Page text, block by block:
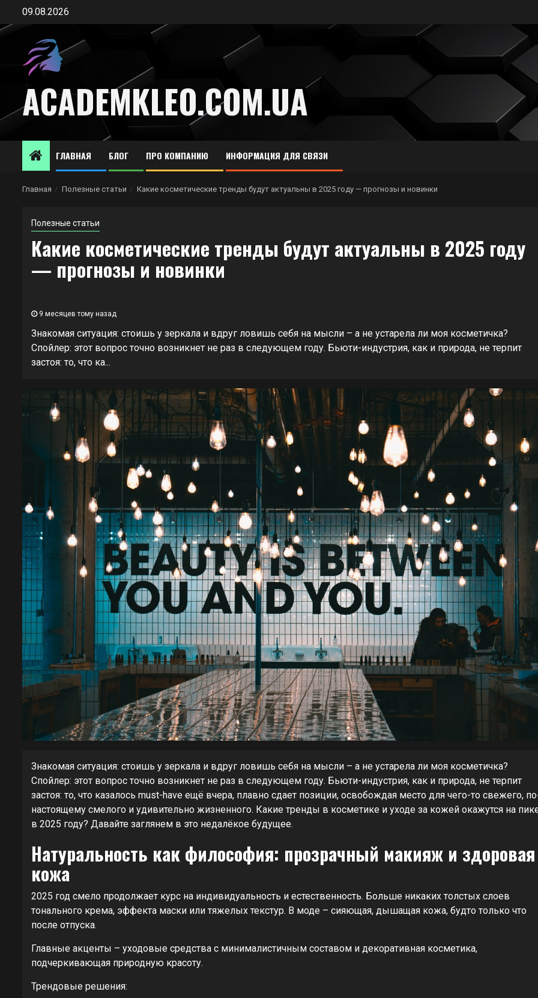
Перейти09.08.2026
ACADEMKLEO.COM.UA
ГЛАВНАЯ БЛОГ ПРО КОМПАНИЮ ИНФОРМАЦИЯ ДЛЯ СВЯЗИ
Главная Полезные статьи Какие косметические тренды будут актуальны в 2025 году — прогнозы и новинки
Полезные статьи
Какие косметические тренды будут актуальны в 2025 году
— прогнозы и новинки
9 месяцев тому назад
Знакомая ситуация: стоишь у зеркала и вдруг ловишь себя на мысли – а не устарела ли моя косметичка?
Спойлер: этот вопрос точно возникнет не раз в следующем году. Бьюти-индустрия, как и природа, не терпит
застоя: то, что ка...
Знакомая ситуация: стоишь у зеркала и вдруг ловишь себя на мысли – а не устарела ли моя косметичка?
Спойлер: этот вопрос точно возникнет не раз в следующем году. Бьюти-индустрия, как и природа, не терпит
застоя: то, что казалось must-have ещё вчера, плавно сдает позиции, освобождая место для чего-то свежего,
настоящему смелого и удивительно жизненного. Какие тренды в косметике и уходе за кожей окажутся на
в 2025 году? Давайте заглянем в это недалёкое будущее.
Натуральность как философия: прозрачный макияж и здоровая
кожа
2025 год смело продолжает курс на индивидуальность и естественность. Больше никаких толстых слоев
тонального крема, эффекта маски или тяжелых текстур. В моде – сияющая, дышащая кожа, будто только что
после отпуска.
Главные акценты – уходовые средства с минималистичным составом и декоративная косметика,
подчеркивающая природную красоту.
Трендовые решения: